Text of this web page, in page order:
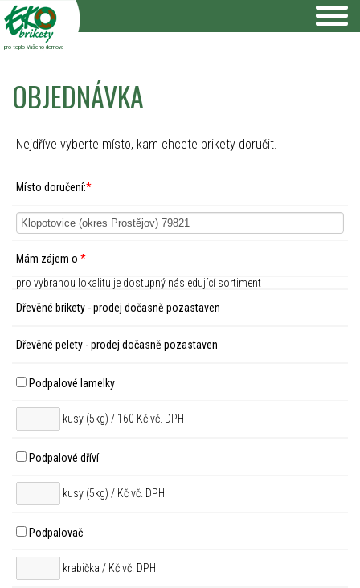
pro teplo Vašeho domova
OBJEDNÁVKA
Nejdříve vyberte místo, kam chcete brikety doručit.
Místo doručení:*
Mám zájem o *
pro vybranou lokalitu je dostupný následující sortiment
Dřevěné brikety - prodej dočasně pozastaven
Dřevěné pelety - prodej dočasně pozastaven
Podpalové lamelky
kusy (5kg) / 160 Kč vč. DPH
Podpalové dříví
kusy (5kg) / Kč vč. DPH
Podpalovač
krabička / Kč vč. DPH